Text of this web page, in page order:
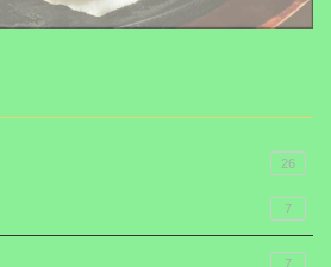
26
7
7